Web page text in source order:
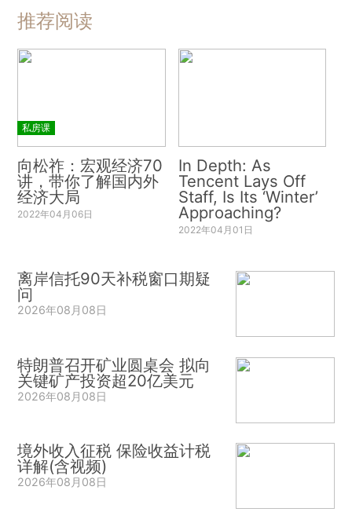
推荐阅读
私房课
向松祚：宏观经济70
讲，带你了解国内外
经济大局
2022年04月06日
In Depth: As
Tencent Lays Off
Staff, Is Its ‘Winter’
Approaching?
2022年04月01日
离岸信托90天补税窗口期疑
问
2026年08月08日
特朗普召开矿业圆桌会 拟向
关键矿产投资超20亿美元
2026年08月08日
境外收入征税 保险收益计税
详解(含视频)
2026年08月08日